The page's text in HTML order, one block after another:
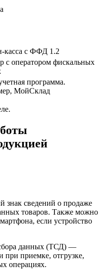
с ФФД 1.2
с оператором фискальных
программа.
МойСклад
знак сведений о продаже
товаров. Также можно
если устройство
данных (ТСД) —
при приемке, отгрузке,
операциях.